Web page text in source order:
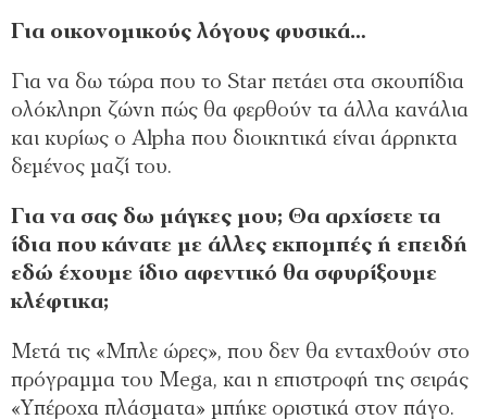
Για οικονομικούς λόγους φυσικά…
Για να δω τώρα που το Star πετάει στα σκουπίδια
ολόκληρη ζώνη πώς θα φερθούν τα άλλα κανάλια
και κυρίως ο Αlpha που διοικητικά είναι άρρηκτα
δεμένος μαζί του.
Για να σας δω μάγκες μου; Θα αρχίσετε τα
ίδια που κάνατε με άλλες εκπομπές ή επειδή
εδώ έχουμε ίδιο αφεντικό θα σφυρίξουμε
κλέφτικα;
Μετά τις «Μπλε ώρες», που δεν θα ενταχθούν στο
πρόγραμμα του Mega, και η επιστροφή της σειράς
«Υπέροχα πλάσματα» μπήκε οριστικά στον πάγο.